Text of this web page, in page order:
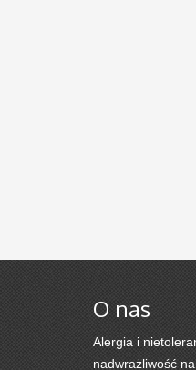
O nas
Alergia i
nadwrażliwość